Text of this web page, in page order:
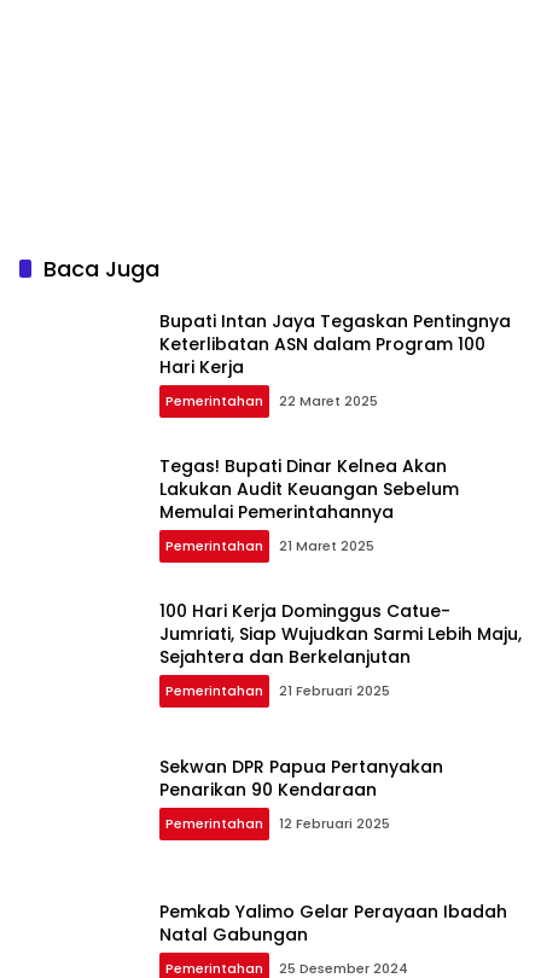
Baca Juga
Bupati Intan Jaya Tegaskan Pentingnya
Keterlibatan ASN dalam Program 100
Hari Kerja
Pemerintahan 22 Maret 2025
Tegas! Bupati Dinar Kelnea Akan
Lakukan Audit Keuangan Sebelum
Memulai Pemerintahannya
Pemerintahan 21 Maret 2025
100 Hari Kerja Dominggus Catue-
Jumriati, Siap Wujudkan Sarmi Lebih Maju,
Sejahtera dan Berkelanjutan
Pemerintahan 21 Februari 2025
Sekwan DPR Papua Pertanyakan
Penarikan 90 Kendaraan
Pemerintahan 12 Februari 2025
Pemkab Yalimo Gelar Perayaan Ibadah
Natal Gabungan
Pemerintahan 25 Desember 2024